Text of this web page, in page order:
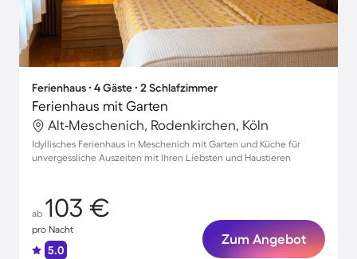
Ferienhaus ∙ 4 Gäste ∙ 2 Schlafzimmer
Ferienhaus mit Garten
Alt-Meschenich, Rodenkirchen, Köln
Idyllisches Ferienhaus in Meschenich mit Garten und Küche für
unvergessliche Auszeiten mit Ihren Liebsten und Haustieren
ab 103 €
pro Nacht
5.0
Zum Angebot